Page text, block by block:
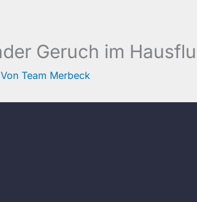
Geruch im
Team Merbeck